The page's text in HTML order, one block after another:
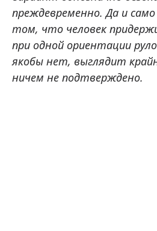
преждевременно. Да и
том, что человек
при одной ориентации
якобы нет, выглядит
ничем не подтверждено.